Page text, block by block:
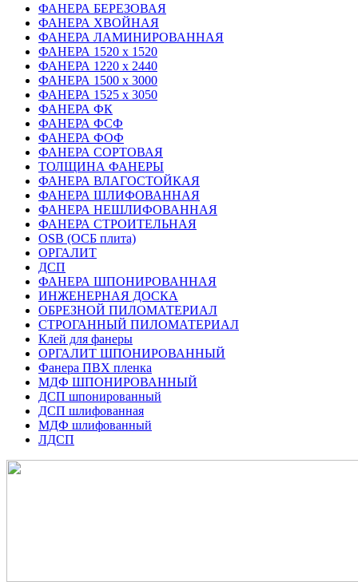
ФАНЕРА БЕРЕЗОВАЯ
ФАНЕРА ХВОЙНАЯ
ФАНЕРА ЛАМИНИРОВАННАЯ
ФАНЕРА 1520 х 1520
ФАНЕРА 1220 х 2440
ФАНЕРА 1500 х 3000
ФАНЕРА 1525 х 3050
ФАНЕРА ФК
ФАНЕРА ФСФ
ФАНЕРА ФОФ
ФАНЕРА СОРТОВАЯ
ТОЛЩИНА ФАНЕРЫ
ФАНЕРА ВЛАГОСТОЙКАЯ
ФАНЕРА ШЛИФОВАННАЯ
ФАНЕРА НЕШЛИФОВАННАЯ
ФАНЕРА СТРОИТЕЛЬНАЯ
OSB (ОСБ плита)
ОРГАЛИТ
ДСП
ФАНЕРА ШПОНИРОВАННАЯ
ИНЖЕНЕРНАЯ ДОСКА
ОБРЕЗНОЙ ПИЛОМАТЕРИАЛ
СТРОГАННЫЙ ПИЛОМАТЕРИАЛ
Клей для фанеры
ОРГАЛИТ ШПОНИРОВАННЫЙ
Фанера ПВХ пленка
МДФ ШПОНИРОВАННЫЙ
ДСП шпонированный
ДСП шлифованная
МДФ шлифованный
ЛДСП